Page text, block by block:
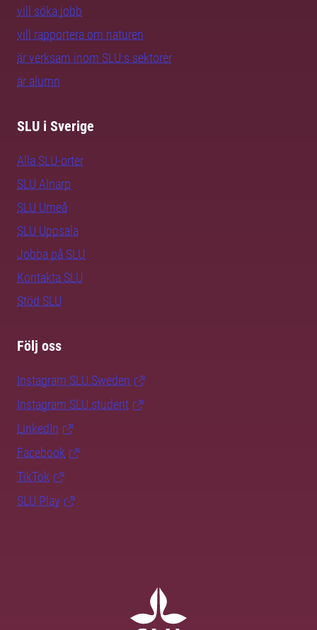
vill söka jobb
vill rapportera om naturen
är verksam inom SLU:s sektorer
är alumn
SLU i Sverige
Alla SLU-orter
SLU Alnarp
SLU Umeå
SLU Uppsala
Jobba på SLU
Kontakta SLU
Stöd SLU
Följ oss
Instagram SLU.Sweden
Instagram SLU.student
LinkedIn
Facebook
TikTok
SLU Play